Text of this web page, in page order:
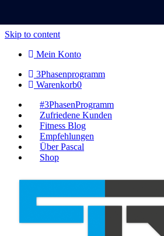
Skip to content
Mein Konto
3Phasenprogramm
Warenkorb0
#3PhasenProgramm
Zufriedene Kunden
Fitness Blog
Empfehlungen
Über Pascal
Shop